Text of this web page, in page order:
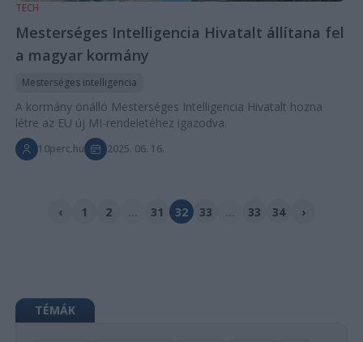
TECH
Mesterséges Intelligencia Hivatalt állítana fel
a magyar kormány
Mesterséges intelligencia
A kormány önálló Mesterséges Intelligencia Hivatalt hozna
létre az EU új MI-rendeletéhez igazodva.
10perc.hu 2025. 06. 16.
‹ 1 2 31 32 33 33 34 ›
TÉMÁK